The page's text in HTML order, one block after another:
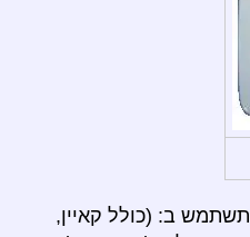
תשתמש ב: (כולל קאיין,